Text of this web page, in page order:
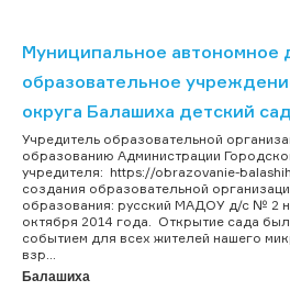
Муниципальное автономное
образовательное
округа Балашиха детский
Учредитель образовательной
образованию Администрации
учредителя: https://obrazovanie-
создания образовательной
образования: русский МАДОУ д/с № 2
октября 2014 года. Открытие сада
событием для всех жителей нашего
взр...
Балашиха